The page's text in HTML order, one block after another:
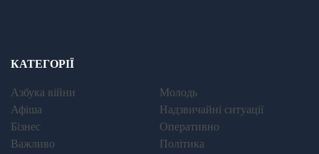
КАТЕГОРІЇ
Азбука війни
Афіша
Бізнес
Важливо
Молодь
Надзвичайні ситуації
Оперативно
Політика